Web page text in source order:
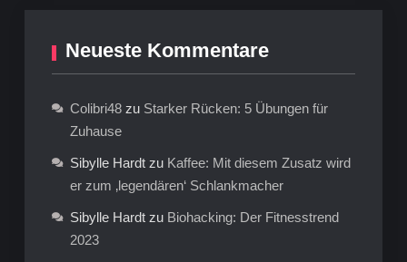
Neueste Kommentare
Colibri48zu Starker Rücken: 5 Übungen für
Zuhause
Sibylle Hardtzu Kaffee: Mit diesem Zusatz wird
er zum ‚legendären‘ Schlankmacher
Sibylle Hardtzu Biohacking: Der Fitnesstrend
2023